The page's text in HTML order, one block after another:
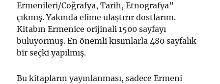
Ermenileri/Coğrafya, Tarih, Etnografya”
çıkmış. Yakında elime ulaştırır dostlarım.
Kitabın Ermenice orijinali 1500 sayfayı
buluyormuş. En önemli kısımlarla 480 sayfalık
bir seçki yapılmış.
Bu kitapların yayınlanması, sadece Ermeni